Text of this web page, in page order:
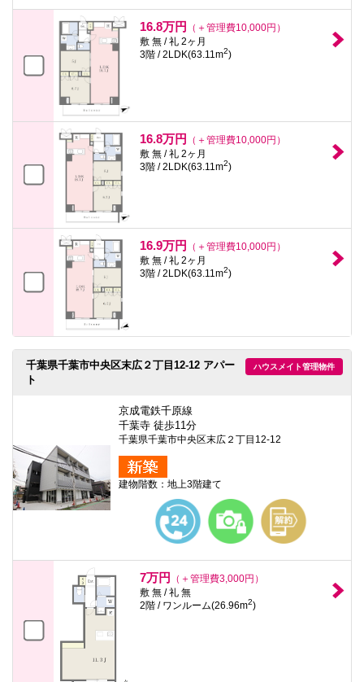
16.8万円
（＋管理費10,000円）
敷 無 / 礼 2ヶ月
3階 / 2LDK(63.11m2)
16.8万円
（＋管理費10,000円）
敷 無 / 礼 2ヶ月
3階 / 2LDK(63.11m2)
16.9万円
（＋管理費10,000円）
敷 無 / 礼 2ヶ月
3階 / 2LDK(63.11m2)
ハウスメイト管理物件
千葉県千葉市中央区末広２丁目12-12 アパー
ト
京成電鉄千原線
千葉寺 徒歩11分
千葉県千葉市中央区末広２丁目12-12
建物階数：地上3階建て
7万円
（＋管理費3,000円）
敷 無 / 礼 無
2階 / ワンルーム(26.96m2)